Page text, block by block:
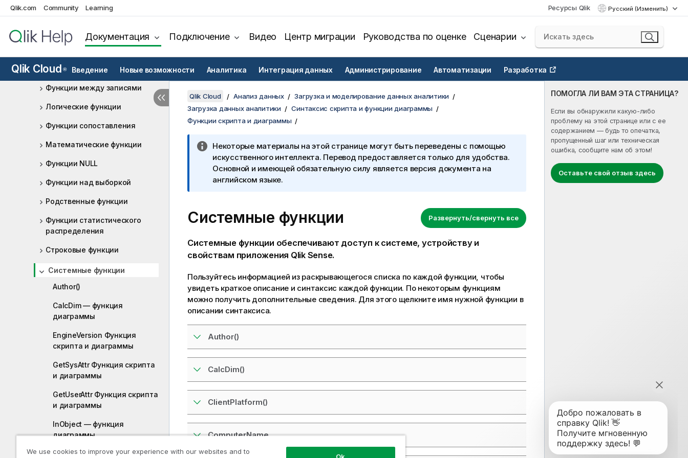
Qlik.com Community Learning Ресурсы Qlik Русский (Изменить)
Документация Подключение Видео Центр миграции Руководства по оценке Сценарии
Qlik Cloud ® Введение Новые возможности Аналитика Интеграция данных Администрирование Автоматизации Разработка
Геопространственные
Функции интерпретации
Функции между записями
Логические функции
Функции сопоставления
Математические функции
Функции NULL
Функции над выборкой
Родственные функции
Функции статистического
распределения
Строковые функции
Системные функции
Author()
CalcDim — функция
диаграммы
EngineVersion Функция
скрипта и диаграммы
GetSysAttr Функция скрипта
и диаграммы
GetUserAttr Функция скрипта
и диаграммы
InObject — функция
диаграммы
IsPartialReload Функция
ПОМОГЛА ЛИ ВАМ ЭТА СТРАНИЦА?
Если вы обнаружили какую-либо
проблему на этой странице или с ее
содержанием — будь то опечатка,
пропущенный шаг или техническая
ошибка, сообщите нам об этом!
Оставьте свой отзыв здесь
Qlik Cloud Анализ данных
Загрузка и моделирование данных аналитики
Загрузка данных аналитики
Синтаксис скрипта и функции диаграммы
Функции скрипта и диаграммы
Некоторые материалы на этой странице могут быть переведены с помощью
искусственного интеллекта. Перевод предоставляется только для удобства.
Основной и имеющей обязательную силу является версия документа на
английском языке.
Развернуть/свернуть все
Системные функции
Системные функции обеспечивают доступ к системе, устройству и
свойствам приложения Qlik Sense.
Пользуйтесь информацией из раскрывающегося списка по каждой функции, чтобы
увидеть краткое описание и синтаксис каждой функции. По некоторым функциям
можно получить дополнительные сведения. Для этого щелкните имя нужной функции в
описании синтаксиса.
Author()
CalcDim()
ClientPlatform()
ComputerName
We use cookies to improve your experience with our websites and to